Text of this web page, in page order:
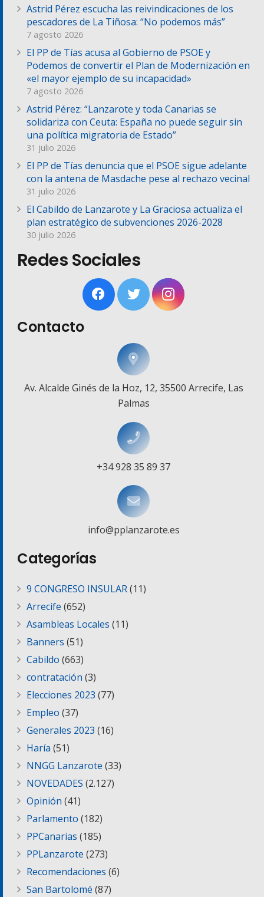
Astrid Pérez escucha las reivindicaciones de los
pescadores de La Tiñosa: “No podemos más”
7 agosto 2026
El PP de Tías acusa al Gobierno de PSOE y
Podemos de convertir el Plan de Modernización en
«el mayor ejemplo de su incapacidad»
7 agosto 2026
Astrid Pérez: “Lanzarote y toda Canarias se
solidariza con Ceuta: España no puede seguir sin
una política migratoria de Estado”
31 julio 2026
El PP de Tías denuncia que el PSOE sigue adelante
con la antena de Masdache pese al rechazo vecinal
31 julio 2026
El Cabildo de Lanzarote y La Graciosa actualiza el
plan estratégico de subvenciones 2026-2028
30 julio 2026
Redes Sociales
Contacto
Av. Alcalde Ginés de la Hoz, 12, 35500 Arrecife, Las
Palmas
+34 928 35 89 37
info@pplanzarote.es
Categorías
9 CONGRESO INSULAR(11)
Arrecife (652)
Asambleas Locales (11)
Banners (51)
Cabildo (663)
contratación (3)
Elecciones 2023 (77)
Empleo (37)
Generales 2023 (16)
Haría (51)
NNGG Lanzarote (33)
NOVEDADES (2.127)
Opinión (41)
Parlamento (182)
PPCanarias (185)
PPLanzarote (273)
Recomendaciones (6)
San Bartolomé (87)